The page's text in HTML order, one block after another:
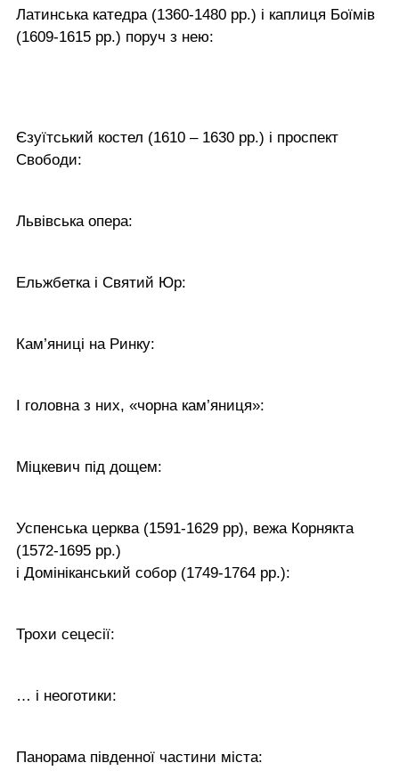
Латинська катедра (1360-1480 рр.) і каплиця Боїмів
(1609-1615 рр.) поруч з нею:
Єзуїтський костел (1610 – 1630 рр.) і проспект
Свободи:
Львівська опера:
Ельжбетка і Святий Юр:
Кам’яниці на Ринку:
І головна з них, «чорна кам’яниця»:
Міцкевич під дощем:
Успенська церква (1591-1629 рр), вежа Корнякта
(1572-1695 рр.)
і Домініканський собор (1749-1764 рр.):
Трохи сецесії:
… і неоготики:
Панорама південної частини міста: